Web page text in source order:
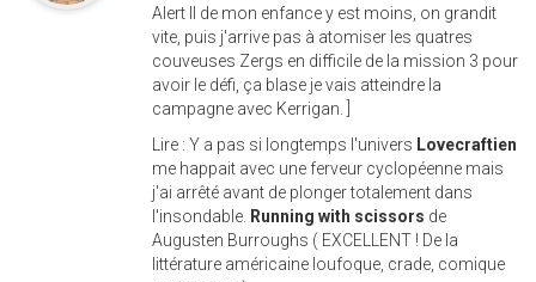
Alert II de mon enfance y est moins, on grandit
vite, puis j'arrive pas à atomiser les quatres
couveuses Zergs en difficile de la mission 3 pour
avoir le défi, ça blase je vais atteindre la
campagne avec Kerrigan. ]
Lire : Y a pas si longtemps l'univers Lovecraftien
me happait avec une ferveur cyclopéenne mais
j'ai arrêté avant de plonger totalement dans
l'insondable. Running with scissors de
Augusten Burroughs ( EXCELLENT ! De la
littérature américaine loufoque, crade, comique